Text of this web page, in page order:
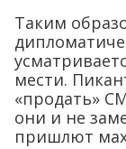
Таким
мести.
«продать»
они и не
пришлют